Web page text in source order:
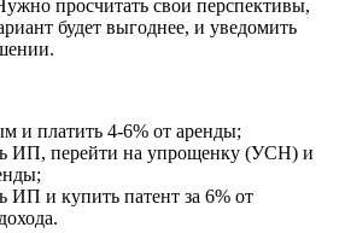
просчитать свои перспективы,
будет выгоднее, и уведомить
и платить 4-6% от аренды;
ИП, перейти на упрощенку (УСН) и
ИП и купить патент за 6% от